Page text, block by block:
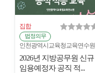
집합
법정의무
인천광역시교육청교육연수원
2026년 지방공무원 신규
임용예정자 공직 적...